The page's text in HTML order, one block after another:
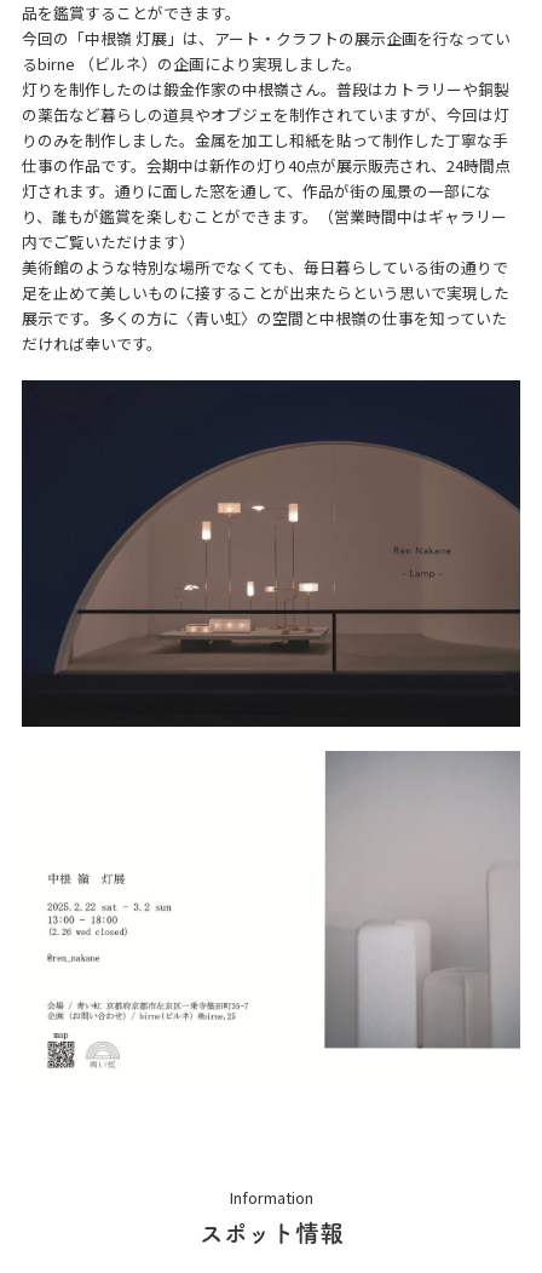
品を鑑賞することができます。
今回の「中根嶺 灯展」は、アート・クラフトの展示企画を行なってい
るbirne （ビルネ）の企画により実現しました。
灯りを制作したのは鍛金作家の中根嶺さん。普段はカトラリーや銅製
の薬缶など暮らしの道具やオブジェを制作されていますが、今回は灯
りのみを制作しました。金属を加工し和紙を貼って制作した丁寧な手
仕事の作品です。会期中は新作の灯り40点が展示販売され、24時間点
灯されます。通りに面した窓を通して、作品が街の風景の一部にな
り、誰もが鑑賞を楽しむことができます。（営業時間中はギャラリー
内でご覧いただけます）
美術館のような特別な場所でなくても、毎日暮らしている街の通りで
足を止めて美しいものに接することが出来たらという思いで実現した
展示です。多くの方に〈青い虹〉の空間と中根嶺の仕事を知っていた
だければ幸いです。
Information
スポット情報